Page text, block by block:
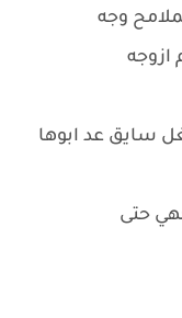
وجه
ازوجه
سايق عد ابوها
حتى